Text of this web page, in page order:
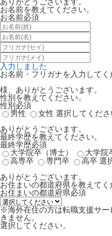
お名前を教えてください。
お名前必須
入力しました
お名前・フリガナを入力してく
様、ありがとうございます。
性別を教えてください。
性別 必須
男性
女性 選択してくださ
ありがとうございます。
最終学歴を教えてください。
最終学歴必須
大学院卒（博士）
大学院
高専卒
専門卒 高卒 選
ありがとうございます。
お住まいの都道府県を教えてく
お住まいの都道府県必須
※海外在住の方は転職支援サ
きません。
選択してください。